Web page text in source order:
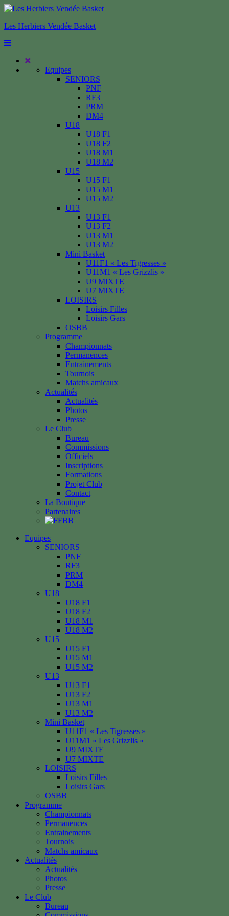
Les Herbiers Vendée Basket
Equipes
SENIORS
PNF
RF3
PRM
DM4
U18
U18 F1
U18 F2
U18 M1
U18 M2
U15
U15 F1
U15 M1
U15 M2
U13
U13 F1
U13 F2
U13 M1
U13 M2
Mini Basket
U11F1 « Les Tigresses »
U11M1 « Les Grizzlis »
U9 MIXTE
U7 MIXTE
LOISIRS
Loisirs Filles
Loisirs Gars
OSBB
Programme
Championnats
Permanences
Entrainements
Tournois
Matchs amicaux
Actualités
Actualités
Photos
Presse
Le Club
Bureau
Commissions
Officiels
Inscriptions
Formations
Projet Club
Contact
La Boutique
Partenaires
Equipes
SENIORS
PNF
RF3
PRM
DM4
U18
U18 F1
U18 F2
U18 M1
U18 M2
U15
U15 F1
U15 M1
U15 M2
U13
U13 F1
U13 F2
U13 M1
U13 M2
Mini Basket
U11F1 « Les Tigresses »
U11M1 « Les Grizzlis »
U9 MIXTE
U7 MIXTE
LOISIRS
Loisirs Filles
Loisirs Gars
OSBB
Programme
Championnats
Permanences
Entrainements
Tournois
Matchs amicaux
Actualités
Actualités
Photos
Presse
Le Club
Bureau